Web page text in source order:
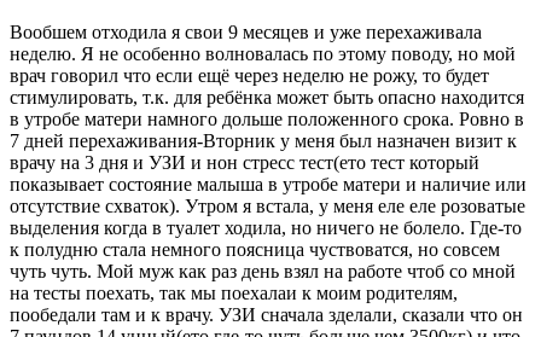
Вообшем отходила я свои 9 месяцев и уже перехаживала
неделю. Я не особенно волновалась по этому поводу, но мой
врач говорил что если ещё через неделю не рожу, то будет
стимулировать, т.к. для ребёнка может быть опасно находится
в утробе матери намного дольше положенного срока. Ровно в
7 дней перехаживания-Вторник у меня был назначен визит к
врачу на 3 дня и УЗИ и нон стресс тест(ето тест который
показывает состояние малыша в утробе матери и наличие или
отсутствие схваток). Утром я встала, у меня еле еле розоватые
выделения когда в туалет ходила, но ничего не болело. Где-то
к полудню стала немного поясница чуствоватся, но совсем
чуть чуть. Мой муж как раз день взял на работе чтоб со мной
на тесты поехать, так мы поехалаи к моим родителям,
пообедали там и к врачу. УЗИ сначала зделали, сказали что он